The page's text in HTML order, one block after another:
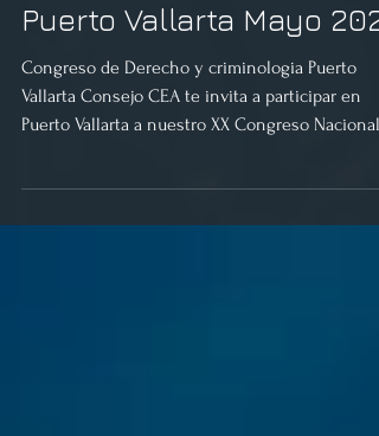
Derecho y Criminología
Puerto Vallarta Mayo
Congreso de Derecho y criminologia Puerto
Vallarta Consejo CEA te invita a participar en